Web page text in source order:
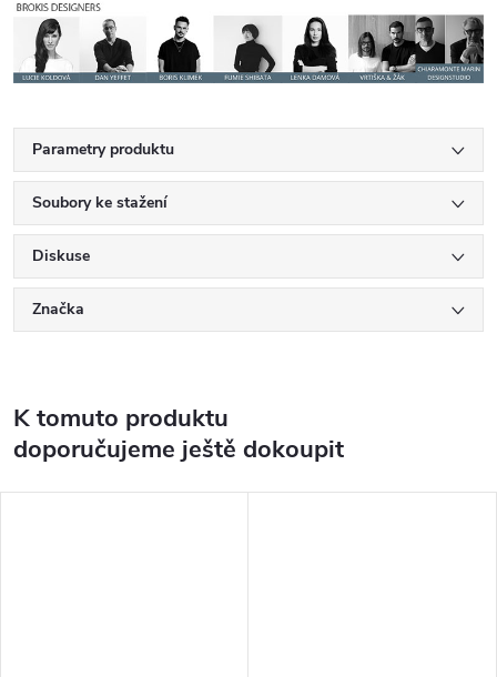
Parametry produktu
Soubory ke stažení
Diskuse
Značka
K tomuto produktu
doporučujeme ještě dokoupit